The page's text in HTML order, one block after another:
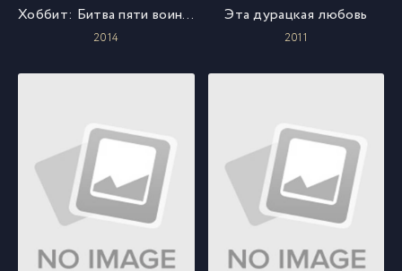
Хоббит: Битва пяти воинств
2014
Эта дурацкая любовь
2011